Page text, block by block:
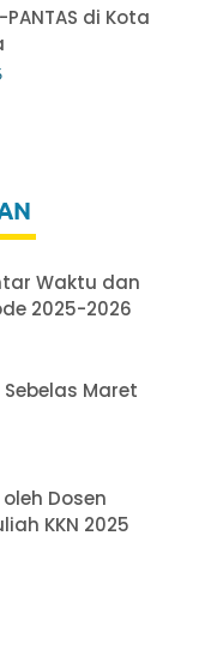
di Kota
Waktu dan
2025-2026
Maret
Dosen
KKN 2025